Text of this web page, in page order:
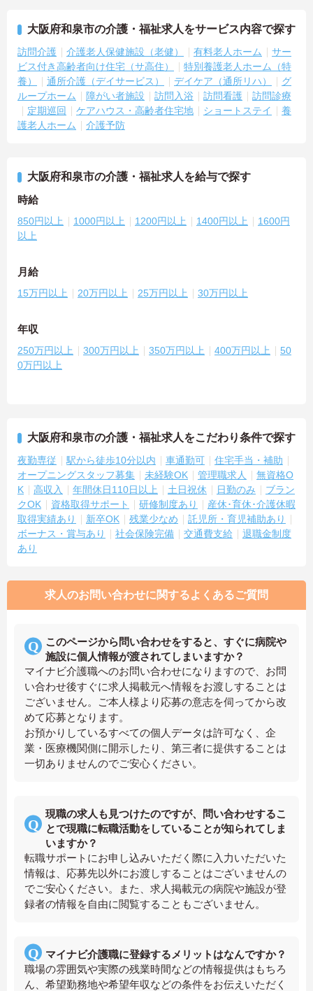
大阪府和泉市の介護・福祉求人をサービス内容で探す
訪問介護 介護老人保健施設（老健） 有料老人ホーム
サー
ビス付き高齢者向け住宅（サ高住）
特別養護老人ホーム（特
養）
通所介護（デイサービス） デイケア（通所リハ）
グ
ループホーム
障がい者施設 訪問入浴 訪問看護
訪問診療
定期巡回
ケアハウス・高齢者住宅地 ショートステイ
養
護老人ホーム
介護予防
大阪府和泉市の介護・福祉求人を給与で探す
時給
850円以上 1000円以上 1200円以上 1400円以上
1600円
以上
月給
15万円以上 20万円以上 25万円以上 30万円以上
年収
250万円以上 300万円以上 350万円以上 400万円以上
50
0万円以上
大阪府和泉市の介護・福祉求人をこだわり条件で探す
夜勤専従 駅から徒歩10分以内 車通勤可
住宅手当・補助
オープニングスタッフ募集
未経験OK 管理職求人
無資格O
K
高収入 年間休日110日以上 土日祝休 日勤のみ
ブラン
クOK
資格取得サポート 研修制度あり
産休･育休･介護休暇
取得実績あり
新卒OK 残業少なめ
託児所・育児補助あり
ボーナス・賞与あり
社会保険完備 交通費支給
退職金制度
あり
求人のお問い合わせに関するよくあるご質問
このページから問い合わせをすると、すぐに病院や
施設に個人情報が渡されてしまいますか？
マイナビ介護職へのお問い合わせになりますので、お問
い合わせ後すぐに求人掲載元へ情報をお渡しすることは
ございません。ご本人様より応募の意志を伺ってから改
めて応募となります。
お預かりしているすべての個人データは許可なく、企
業・医療機関側に開示したり、第三者に提供することは
一切ありませんのでご安心ください。
現職の求人も見つけたのですが、問い合わせするこ
とで現職に転職活動をしていることが知られてしま
いますか？
転職サポートにお申し込みいただく際に入力いただいた
情報は、応募先以外にお渡しすることはございませんの
でご安心ください。また、求人掲載元の病院や施設が登
録者の情報を自由に閲覧することもございません。
マイナビ介護職に登録するメリットはなんですか？
職場の雰囲気や実際の残業時間などの情報提供はもちろ
ん、希望勤務地や希望年収などの条件をお伝えいただく